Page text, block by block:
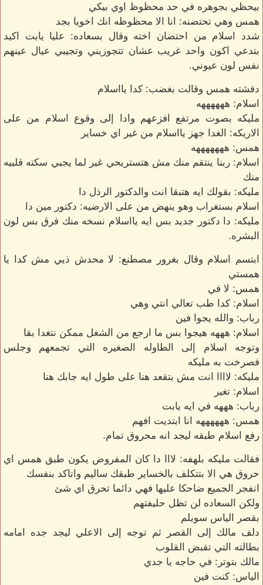
بيحظي بجوهره في حد محظوظ اوي بيكي
همس وهي تحتضنه: انا الا محظوظه انك اخويا بجد
شدد اسلام من احتضان اخته وقال بسعاده: عليا يابت اكيد
بتدعي اكون واحد غريب عشان تتجوزيني وتجيبي عيال عينهم
نفس لون عيوني.
دفشته همس وقالت بغضب: كدا يااسلام
اسلام: ههههههه
مليكه بصوت مرتفع افزعهم وادا إلى وقوع اسلام من على
الاريكه: الغدا جهز يااسلام من غير اي خساير
همس: هههههههه
اسلام: ربنا ينتقم منك مش هتستريحي غير لما يجبي سكته قلبيه
منك
مليكه: بقولك ايه هتبقا انت والدكتور الرذل دا
اسلام بستغراب وهو ينهض من على الارضيه: دكتور مين دا
مليكه: دا دكتور جديد بس ايه يااسلام نسخه منك فرق بس لون
البشره.
ابتسم اسلام وقال بغرور مصطنع: لا محدش ذيي مش كدا يا
همستي
همس: لا في
اسلام: كدا طب تعالي انتي وهي
رباب: والله يجوا فين
اسلام: هههه هيجوا بس ما ارجع من الشغل ممكن نتغدا بقا
وتوجه اسلام إلى الطاوله الصغيره التي تجمعهم وجلس
فصرخت به مليكه
مليكه: لاااا انت مش بتقعد هنا على طول ايه جابك هنا
اسلام: تغير
رباب: هههه في ايه يابت
همس: ههههههه انا ابتديت افهم
رفع اسلام طبقه ليجد انه محروق تمام.
فقالت مليكه بلهفه: لااا دا كان المفروض يكون طبق همس اي
حروق هي الا بتتكلف بالخساير طبقك ساليم واتاكد بنفسك
انفجر الجميع ضاحكا عليها فهي دائما تحرق اي شئ
ولكن السعاده لن تظل حليفتهم
بقصر الياس سويلم
دلف مالك إلى القصر ثم توجه إلى الاعلي ليجد جده امامه
بطالته التي تقبض القلوب
مالك بتوتر: في حاجه يا جدي
الياس: كنت فين